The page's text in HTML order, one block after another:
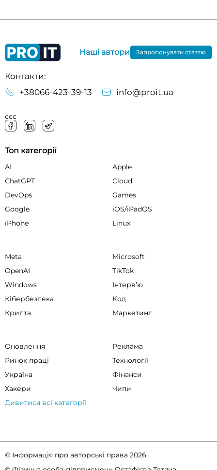
Контакти:
+38066-423-39-13
info@proit.ua
ссс
Наші автори Запропонувати статтю
Топ категорії
AI
Apple
ChatGPT
Cloud
DevOps
Games
Google
iOS/iPadOS
iPhone
Linux
Meta
Microsoft
OpenAI
TikTok
Windows
Інтервʼю
Кібербезпека
Код
Крипта
Маркетинг
Оновлення
Реклама
Ринок праці
Технології
Україна
Фінанси
Хакери
Чипи
Дивитися всі категорії
© Інформація про авторські права 2026